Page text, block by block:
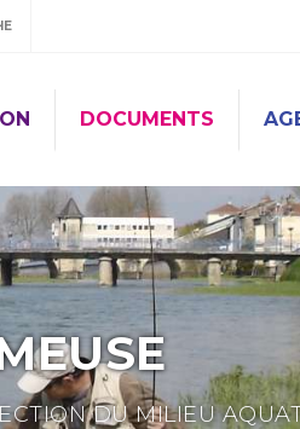
DOCUMENTS
DU MILIEU